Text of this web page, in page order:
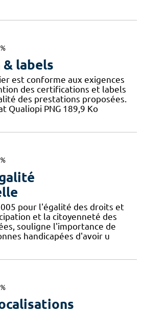
labels
est conforme aux exigences
des certifications et labels
des prestations proposées.
Qualiopi PNG 189,9 Ko
pour l'égalité des droits et
et la citoyenneté des
souligne l'importance de
handicapées d'avoir u